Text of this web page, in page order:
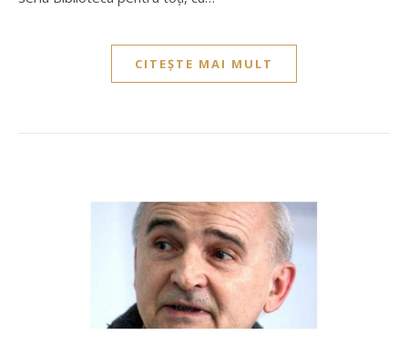
CITEȘTE MAI MULT